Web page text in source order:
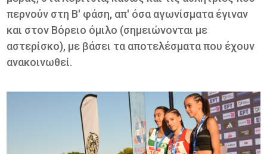
περνούν στη Β' φάση, απ' όσα αγωνίσματα έγιναν
και στον Βόρειο όμιλο (σημειώνονται με
αστερίσκο), με βάσει τα αποτελέσματα που έχουν
ανακοινωθεί.